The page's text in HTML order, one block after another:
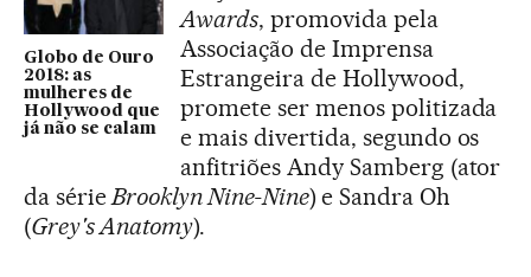
Globo de Ouro
2018: as
mulheres de
Hollywood que
já não se calam
Awards, promovida pela
Associação de Imprensa
Estrangeira de Hollywood,
promete ser menos politizada
e mais divertida, segundo os
anfitriões Andy Samberg (ator
da sérieBrooklyn Nine-Nine) e Sandra Oh
(Grey's Anatomy).